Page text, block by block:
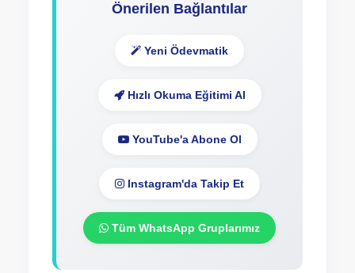
Önerilen Bağlantılar
Yeni Ödevmatik
Hızlı Okuma Eğitimi Al
YouTube'a Abone Ol
Instagram'da Takip Et
Tüm WhatsApp Gruplarımız